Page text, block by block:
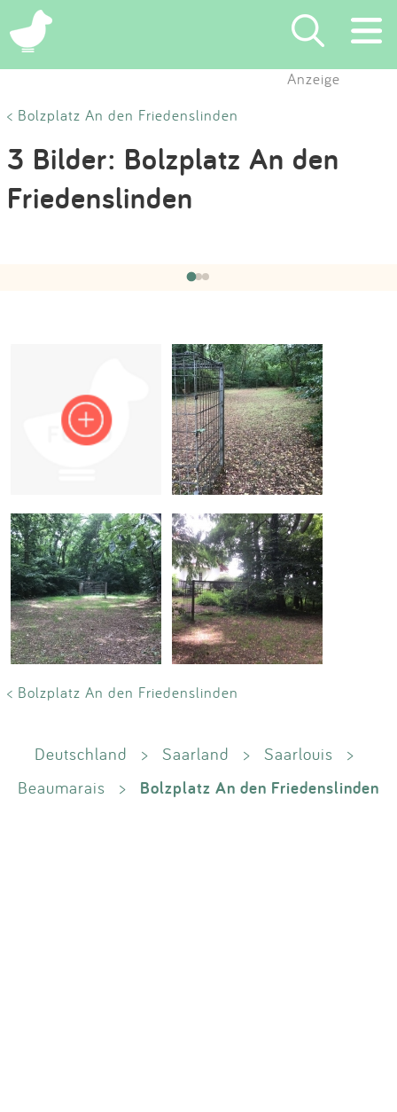
×
Suchen
Eintragen
App
Kontakt
Impressum
Anmelden
Anzeige
< Bolzplatz An den Friedenslinden
3 Bilder: Bolzplatz An den
Friedenslinden
< Bolzplatz An den Friedenslinden
Deutschland > Saarland > Saarlouis
>
Beaumarais
> Bolzplatz An den Friedenslinden